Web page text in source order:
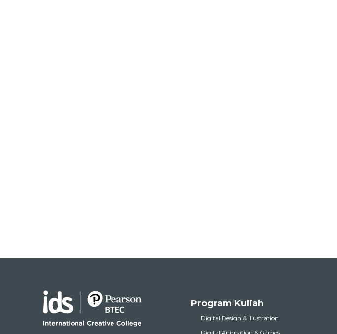
Program Kuliah
Digital Design & Illustration
Digital Animation & Games